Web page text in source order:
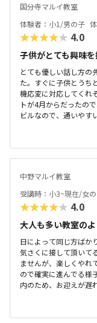
国分寺マルイ教室
体験者：小1/男の子
★★★★★ 4.0
子供がとても興味
とても優しい話し方の
た。すぐに子供とうち
機応変に対応してくれ
トが4月からだったの
ビルなので、通いやす
さそうです。少し狭い
なさん集中してもく
も体験に行きましたが
先生が優しそうで、安
中野マルイ教室
受講時：小3~現在/女
★★★★★ 4.0
大人も多い教室の
日によって同じ方ばか
気さくに接して頂いて
ませんが、楽しくやれ
ので確実に進んでる様
内のため、お迎えが遅
す。大人の方も多く通
雰囲気もよい教室で安
把握してませんが、個